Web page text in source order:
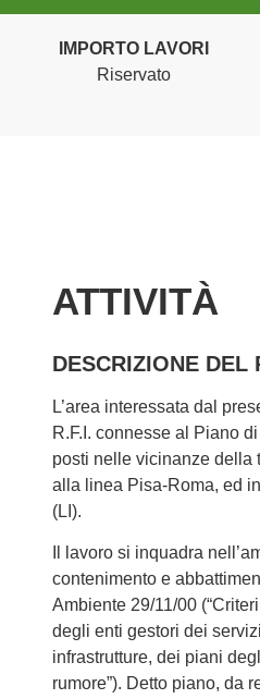
IMPORTO LAVORI
Riservato
ATTIVITÀ
DESCRIZIONE DEL
L’area interessata dal
R.F.I. connesse al Piano
posti nelle vicinanze della
alla linea Pisa-Roma, ed
(LI).
Il lavoro si inquadra
contenimento e
Ambiente 29/11/00
degli enti gestori dei
infrastrutture, dei piani
rumore”). Detto piano, da